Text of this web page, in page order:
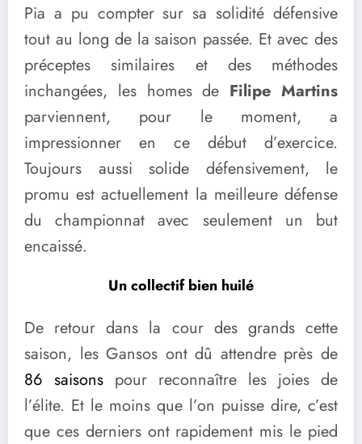
Pia a pu compter sur sa solidité défensive
tout au long de la saison passée. Et avec des
préceptes similaires et des méthodes
inchangées, les homes de Filipe Martins
parviennent, pour le moment, a
impressionner en ce début d’exercice.
Toujours aussi solide défensivement, le
promu est actuellement la meilleure défense
du championnat avec seulement un but
encaissé.
Un collectif bien huilé
De retour dans la cour des grands cette
saison, les Gansos ont dû attendre près de
86 saisons pour reconnaître les joies de
l’élite. Et le moins que l’on puisse dire, c’est
que ces derniers ont rapidement mis le pied